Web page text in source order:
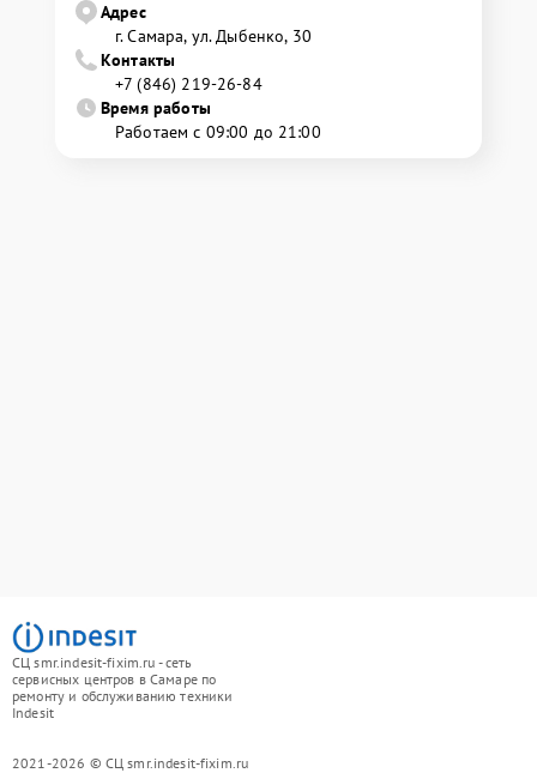
Адрес
г. Самара, ул. Дыбенко, 30
Контакты
+7 (846) 219-26-84
Время работы
Работаем с 09:00 до 21:00
СЦ smr.indesit-fixim.ru - сеть
сервисных центров в Самаре по
ремонту и обслуживанию техники
Indesit
2021-2026 © СЦ smr.indesit-fixim.ru